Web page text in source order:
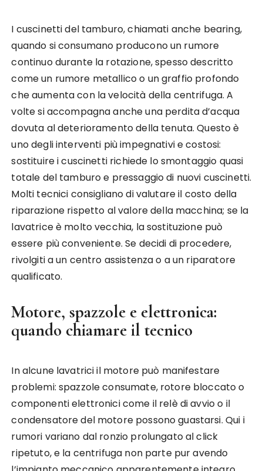
I cuscinetti del tamburo, chiamati anche bearing,
quando si consumano producono un rumore
continuo durante la rotazione, spesso descritto
come un rumore metallico o un graffio profondo
che aumenta con la velocità della centrifuga. A
volte si accompagna anche una perdita d’acqua
dovuta al deterioramento della tenuta. Questo è
uno degli interventi più impegnativi e costosi:
sostituire i cuscinetti richiede lo smontaggio quasi
totale del tamburo e pressaggio di nuovi cuscinetti.
Molti tecnici consigliano di valutare il costo della
riparazione rispetto al valore della macchina; se la
lavatrice è molto vecchia, la sostituzione può
essere più conveniente. Se decidi di procedere,
rivolgiti a un centro assistenza o a un riparatore
qualificato.
Motore, spazzole e elettronica:
quando chiamare il tecnico
In alcune lavatrici il motore può manifestare
problemi: spazzole consumate, rotore bloccato o
componenti elettronici come il relè di avvio o il
condensatore del motore possono guastarsi. Qui i
rumori variano dal ronzio prolungato al click
ripetuto, e la centrifuga non parte pur avendo